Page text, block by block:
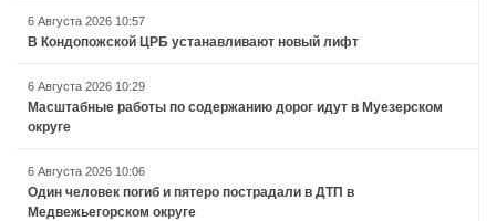
6 Августа 2026 10:57
В Кондопожской ЦРБ устанавливают новый лифт
6 Августа 2026 10:29
Масштабные работы по содержанию дорог идут в Муезерском
округе
6 Августа 2026 10:06
Один человек погиб и пятеро пострадали в ДТП в
Медвежьегорском округе